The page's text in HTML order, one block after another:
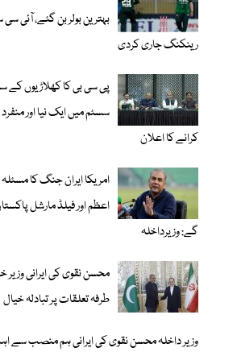
رینکنگ جاری کردی
پی سی بی کا کھلاڑیوں کے
سسٹم میں ایک نیا اور
کرانے کا اعلان
امریکا ایران جنگ کا
اعظم اور فیلڈ مارشل
گے: وزیرداخلہ
محسن نقوی کی ایرانی وزیر
طرفہ تعلقات پر تبادلہ خیال
وزیر داخلہ محسن نقوی کی ایرانی ہم منصب سے